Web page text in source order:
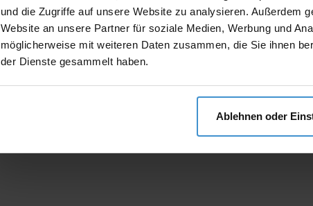
und die Zugriffe auf unsere Website zu analysieren. Außerdem
Website an unsere Partner für soziale Medien, Werbung und
möglicherweise mit weiteren Daten zusammen, die Sie ihnen
der Dienste gesammelt haben.
Ablehnen oder